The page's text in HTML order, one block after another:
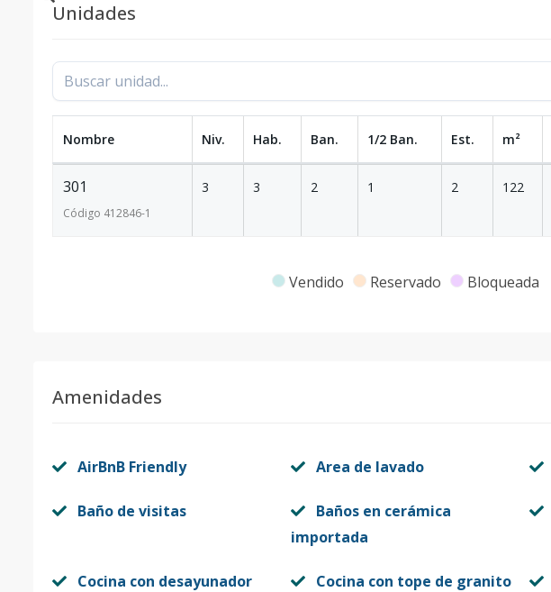
Unidades
Nombre Niv. Hab. Ban. 1/2 Ban. Est. m²
301
Código 412846-1
3 3 2 1 2 122
Vendido Reservado Bloqueada
Amenidades
AirBnB Friendly Area de lavado
Baño de visitas
Baños en cerámica
importada
Cocina con desayunador
Cocina con tope de granito